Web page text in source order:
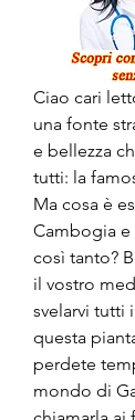
Ciao cari
una fonte
e bellezza
tutti: la
Ma cosa è
Cambogia
così tanto?
il vostro
svelarvi tutti
questa
perdete
mondo di